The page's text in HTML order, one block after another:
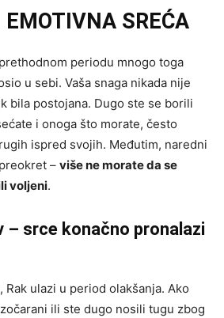
SREĆA
periodu mnogo toga
u sebi. Vaša snaga nikada nije
bila postojana. Dugo ste se borili
i onoga što morate, često
ispred svojih. Međutim, naredni
– više ne morate da se
voljeni.
– srce konačno pronalazi
Rak ulazi u period olakšanja. Ako
ili ste dugo nosili tugu zbog